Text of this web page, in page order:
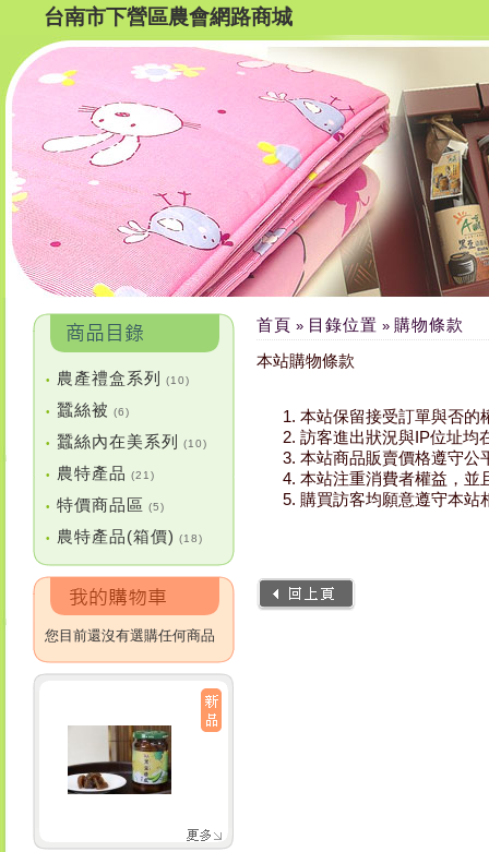
台南市下營區農會網路商城
• 農產禮盒系列 (10)
• 蠶絲被 (6)
• 蠶絲內在美系列 (10)
• 農特產品 (21)
• 特價商品區 (5)
• 農特產品(箱價) (18)
您目前還沒有選購任何商品
首頁 » 目錄位置 » 購物條款
本站購物條款
本站保留接受訂單與否的
訪客進出狀況與IP位址均
本站商品販賣價格遵守公
本站注重消費者權益，並
購買訪客均願意遵守本站